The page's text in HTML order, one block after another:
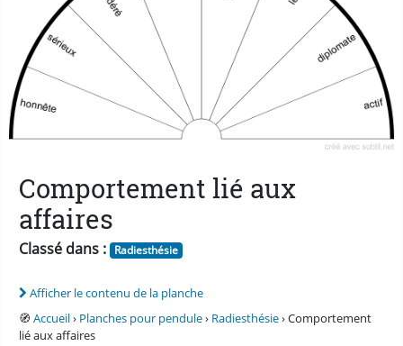
Comportement lié aux
affaires
Classé dans : Radiesthésie
Afficher le contenu de la planche
🧭 Accueil› Planches pour pendule› Radiesthésie› Comportement
lié aux affaires